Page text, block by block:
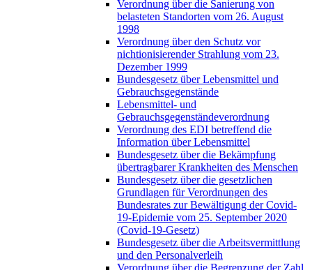
Verordnung über die Sanierung von
belasteten Standorten vom 26. August
1998
Verordnung über den Schutz vor
nichtionisierender Strahlung vom 23.
Dezember 1999
Bundesgesetz über Lebensmittel und
Gebrauchsgegenstände
Lebensmittel- und
Gebrauchsgegenständeverordnung
Verordnung des EDI betreffend die
Information über Lebensmittel
Bundesgesetz über die Bekämpfung
übertragbarer Krankheiten des Menschen
Bundesgesetz über die gesetzlichen
Grundlagen für Verordnungen des
Bundesrates zur Bewältigung der Covid-
19-Epidemie vom 25. September 2020
(Covid-19-Gesetz)
Bundesgesetz über die Arbeitsvermittlung
und den Personalverleih
Verordnung über die Begrenzung der Zahl